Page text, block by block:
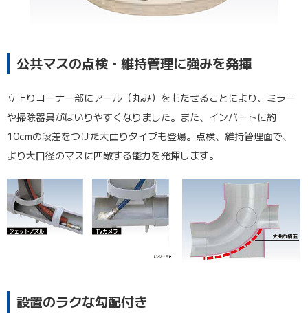
公共マスの点検・維持管理に強みを発揮
立上りコーナー部にアール（丸み）をもたせることにより、ミラー
や掃除器具がはいりやすくなりました。また、インバートに約
10cmの段差をつけた大曲りタイプも登場。点検、維持管理面で、
より大口径のマスに匹敵する能力を発揮します。
設置のラクな勾配付き